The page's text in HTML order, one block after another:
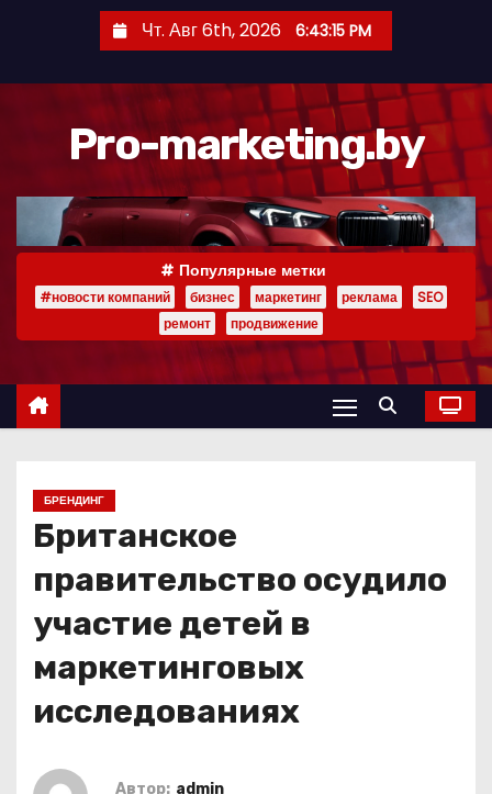
р
Чт. Авг 6th, 2026 6:43:16 PM
Pro-marketing.by
Популярные метки
#новости компаний бизнес маркетинг реклама
SEO
ремонт
продвижение
БРЕНДИНГ
Британское
правительство осудило
участие детей в
маркетинговых
исследованиях
Автор: admin